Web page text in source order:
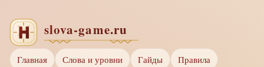
Главная Слова и уровни Гайды Правила